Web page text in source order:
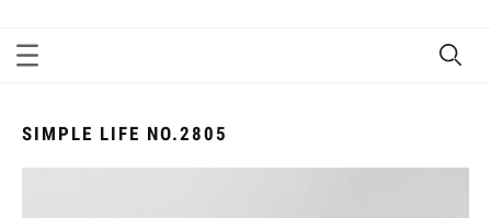
SIMPLE LIFE NO.2805